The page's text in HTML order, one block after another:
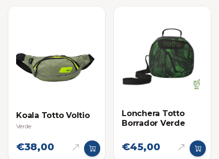
Koala Totto Voltio
Verde
€38,00
Lonchera Totto
Borrador Verde
€45,00